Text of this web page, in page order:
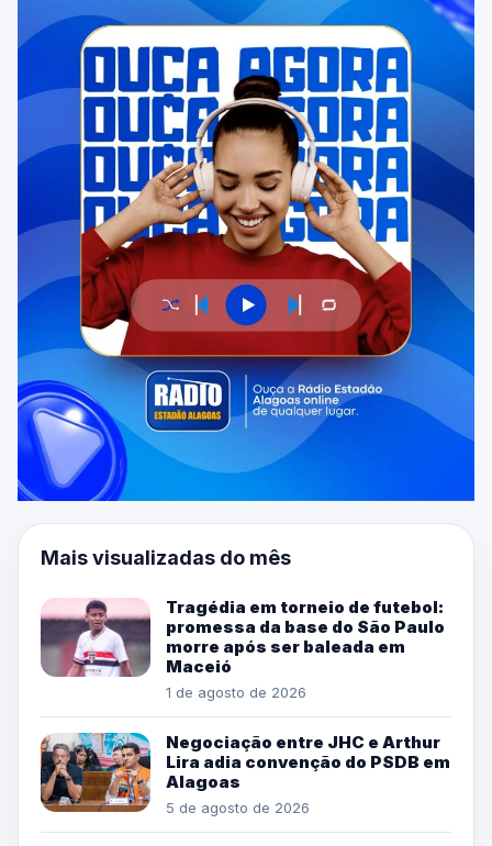
Mais visualizadas do mês
Tragédia em torneio de futebol:
promessa da base do São Paulo
morre após ser baleada em
Maceió
1 de agosto de 2026
Negociação entre JHC e Arthur
Lira adia convenção do PSDB em
Alagoas
5 de agosto de 2026